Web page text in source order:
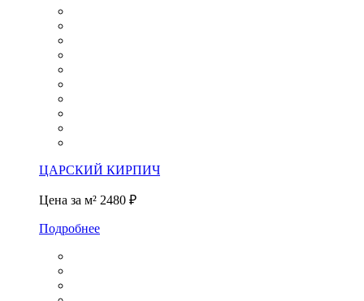
ЦАРСКИЙ КИРПИЧ
Цена за м² 2480 ₽
Подробнее